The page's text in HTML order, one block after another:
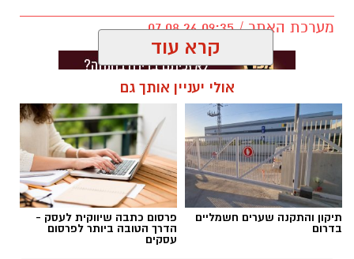
מערכת האתר / 09:35 07.08.26
תגים:בוי ג'ורג'
קרא עוד
אולי יעניין אותך גם
תיקון והתקנה שערים חשמליים
בדרום
פרסום כתבה שיווקית לעסק -
הדרך הטובה ביותר לפרסום
עסקים